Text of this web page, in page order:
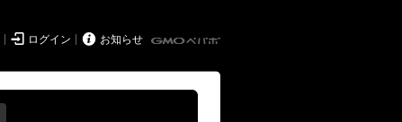
 ログイン  お知らせ